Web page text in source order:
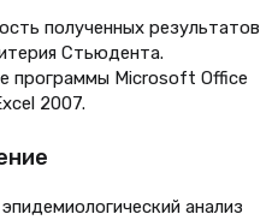
полученных результатов
Стьюдента.
программы Microsoft Office
2007.
анализ